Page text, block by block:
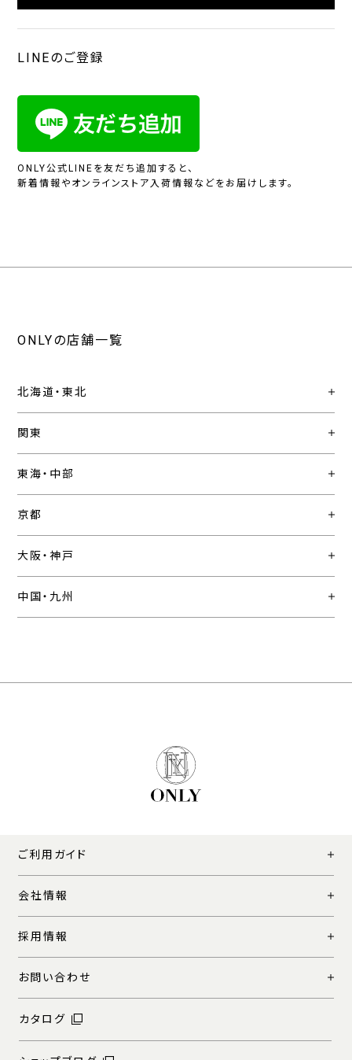
LINEのご登録
ONLY公式LINEを友だち追加すると、
新着情報やオンラインストア入荷情報などをお届けします。
ONLYの店舗一覧
北海道・東北
関東
東海・中部
京都
大阪・神戸
中国・九州
ご利用ガイド
会社情報
採用情報
お問い合わせ
カタログ